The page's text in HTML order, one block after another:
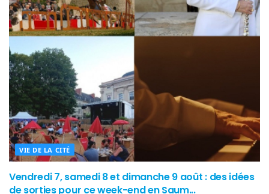
VIE DE LA CITÉ
Vendredi 7, samedi 8 et dimanche 9 août : des idées
de sorties pour ce week-end en Saum...